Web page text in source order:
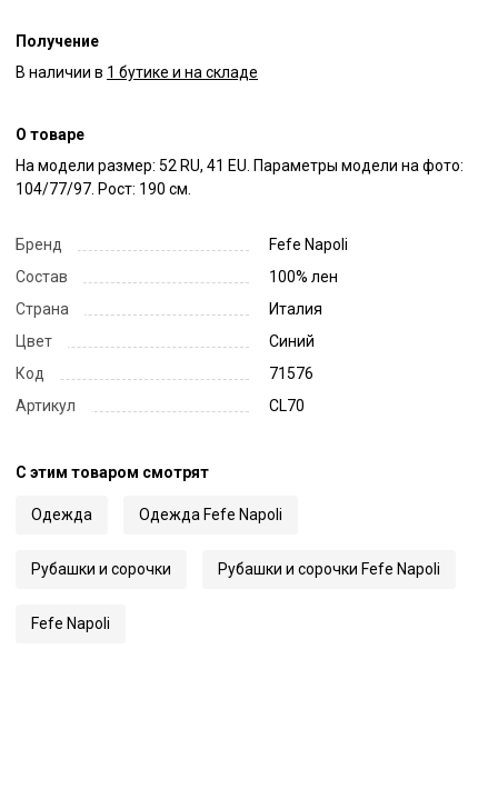
Получение
В наличии в 1 бутике и на складе
О товаре
На модели размер: 52 RU, 41 EU. Параметры модели на фото:
104/77/97. Рост: 190 см.
Бренд
Fefe Napoli
Состав
100% лен
Страна
Италия
Цвет
Синий
Код
71576
Артикул
CL70
С этим товаром смотрят
Одежда Одежда Fefe Napoli
Рубашки и сорочки Рубашки и сорочки Fefe Napoli
Fefe Napoli